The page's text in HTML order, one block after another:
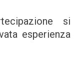
si
esperienza